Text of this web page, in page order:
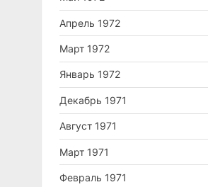
Апрель 1972
Март 1972
Январь 1972
Декабрь 1971
Август 1971
Март 1971
Февраль 1971